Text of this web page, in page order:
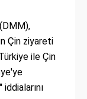
Çin ziyareti
ile Çin